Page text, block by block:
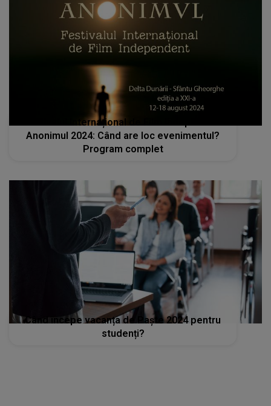
Festivalul Internațional de Film Independent
Anonimul 2024: Când are loc evenimentul?
Program complet
Când începe vacanța de Paște 2024 pentru
studenți?